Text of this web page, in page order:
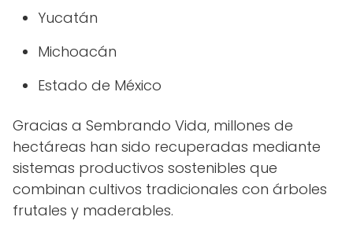
Yucatán
Michoacán
Estado de México
Gracias a Sembrando Vida, millones de
hectáreas han sido recuperadas mediante
sistemas productivos sostenibles que
combinan cultivos tradicionales con árboles
frutales y maderables.